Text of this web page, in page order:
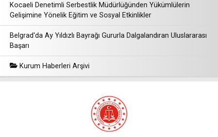
Kocaeli Denetimli Serbestlik Müdürlüğünden Yükümlülerin
Gelişimine Yönelik Eğitim ve Sosyal Etkinlikler
Belgrad'da Ay Yıldızlı Bayrağı Gururla Dalgalandıran Uluslararası
Başarı
Kurum Haberleri Arşivi